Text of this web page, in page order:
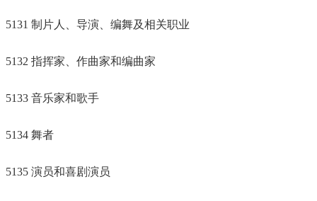
5131 制片人、导演、编舞及相关职业
5132 指挥家、作曲家和编曲家
5133 音乐家和歌手
5134 舞者
5135 演员和喜剧演员